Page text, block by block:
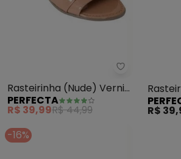
Perfecta -
Rasteirinha (Nude) Verniz
com Laço Decorativo
PERFECTA
R$ 39,99R$ 44,99
R$
-16%